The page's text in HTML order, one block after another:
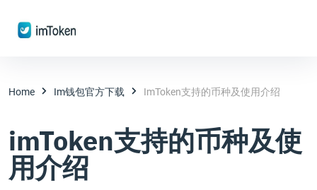
Home Im钱包官方下载 ImToken支持的币种及使用介绍
imToken支持的币种及使
用介绍